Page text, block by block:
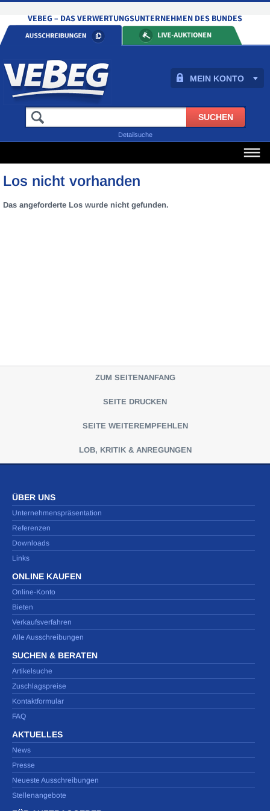
MEIN KONTO
Detailsuche
Los nicht vorhanden
Das angeforderte Los wurde nicht gefunden.
ZUM SEITENANFANG
SEITE DRUCKEN
SEITE WEITEREMPFEHLEN
LOB, KRITIK & ANREGUNGEN
ÜBER UNS
Unternehmenspräsentation
Referenzen
Downloads
Links
ONLINE KAUFEN
Online-Konto
Bieten
Verkaufsverfahren
Alle Ausschreibungen
SUCHEN & BERATEN
Artikelsuche
Zuschlagspreise
Kontaktformular
FAQ
AKTUELLES
News
Presse
Neueste Ausschreibungen
Stellenangebote